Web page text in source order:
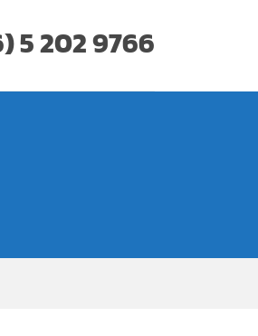
5 202 9766